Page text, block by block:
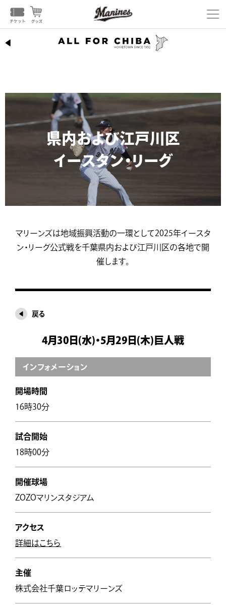
県内および江戸川区
イースタン・リーグ
マリーンズは地域振興活動の一環として2025年イースタ
ン・リーグ公式戦を千葉県内および江戸川区の各地で開
催します。
戻る
4月30日(水)・5月29日(木)巨人戦
インフォメーション
開場時間
16時30分
試合開始
18時00分
開催球場
ZOZOマリンスタジアム
アクセス
詳細はこちら
主催
株式会社千葉ロッテマリーンズ